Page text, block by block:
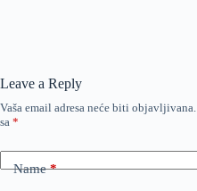
Leave a Reply
Vaša email adresa neće biti objavljivana.
sa *
Name*